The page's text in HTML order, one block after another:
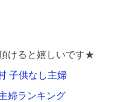
けると嬉しいです★
子供なし主婦
婦ランキング